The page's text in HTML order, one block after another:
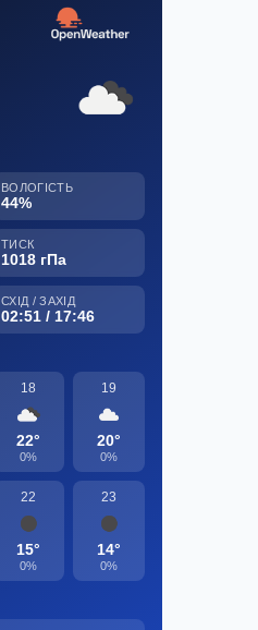
ВОЛОГІСТЬ
44%
ТИСК
1018 гПа
СХІД / ЗАХІД
02:51 / 17:46
18
22°
0%
19
20°
0%
22
15°
0%
23
14°
0%